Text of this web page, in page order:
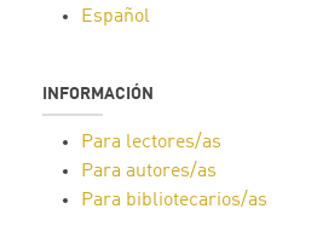
Español
INFORMACIÓN
Para lectores/as
Para autores/as
Para bibliotecarios/as